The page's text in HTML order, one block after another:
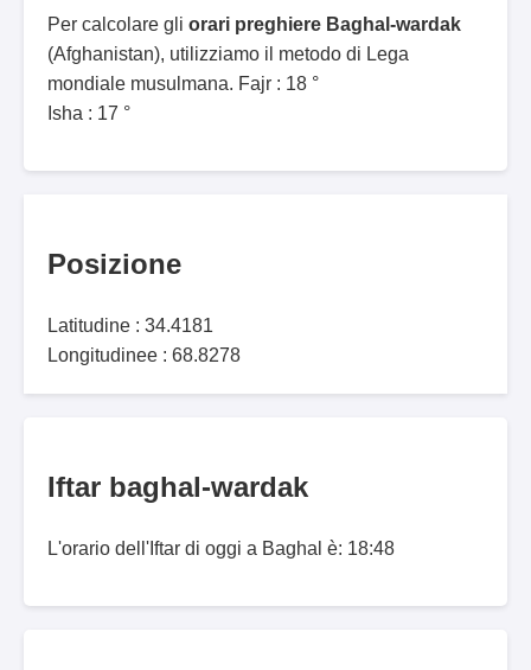
Per calcolare gli orari preghiere Baghal-wardak
(Afghanistan), utilizziamo il metodo di Lega
mondiale musulmana. Fajr : 18 °
Isha : 17 °
Posizione
Latitudine : 34.4181
Longitudinee : 68.8278
Iftar baghal-wardak
L'orario dell'Iftar di oggi a Baghal è: 18:48